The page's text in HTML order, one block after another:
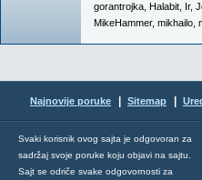
gorantrojka Halabit Ir,
MikeHammer, mikhailo
Najnovije poruke Sitemap
Svaki korisnik ovog sajta je odgovoran za
sadržaj svoje poruke koju objavi na sajtu.
Sajt se odriče svake odgovornosti za